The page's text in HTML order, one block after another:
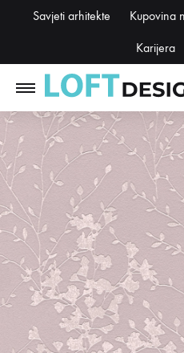
Savjeti arhitekte Kupovina
Karijera